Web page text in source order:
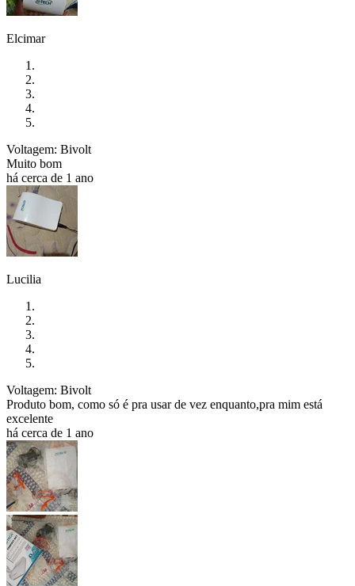
Elcimar
Voltagem: Bivolt
Muito bom
há cerca de 1 ano
Lucilia
Voltagem: Bivolt
Produto bom, como só é pra usar de vez enquanto,pra mim está
excelente
há cerca de 1 ano